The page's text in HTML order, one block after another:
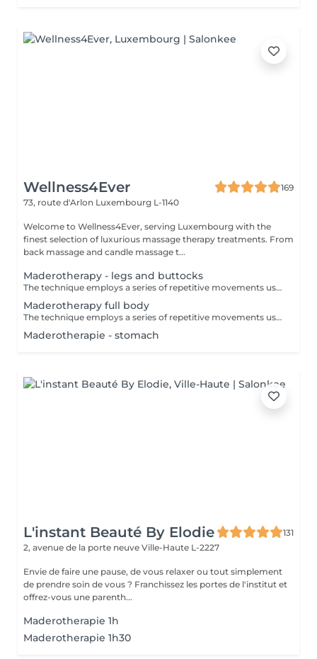
Wellness4Ever
169
73, route d'Arlon Luxembourg L-1140
Welcome to Wellness4Ever, serving Luxembourg with the
finest selection of luxurious massage therapy treatments. From
back massage and candle massage t...
Maderotherapy - legs and buttocks
The technique employs a series of repetitive movements using more than a dozen different wooden tools, which manipulate targeted areas of muscles, fat and cellulite. It also stimulates the lymphatic drainage system to get rid of stored toxins. This jumpstarts the metabolism and burns fat.
Maderotherapy full body
The technique employs a series of repetitive movements using more than a dozen different wooden tools, which manipulate targeted areas of muscles, fat and cellulite. It also stimulates the lymphatic drainage system to get rid of stored toxins. This jumpstarts the metabolism and burns fat.
Maderotherapie - stomach
L'instant Beauté By Elodie
131
2, avenue de la porte neuve Ville-Haute L-2227
Envie de faire une pause, de vous relaxer ou tout simplement
de prendre soin de vous ? Franchissez les portes de l'institut et
offrez-vous une parenth...
Maderotherapie 1h
Maderotherapie 1h30